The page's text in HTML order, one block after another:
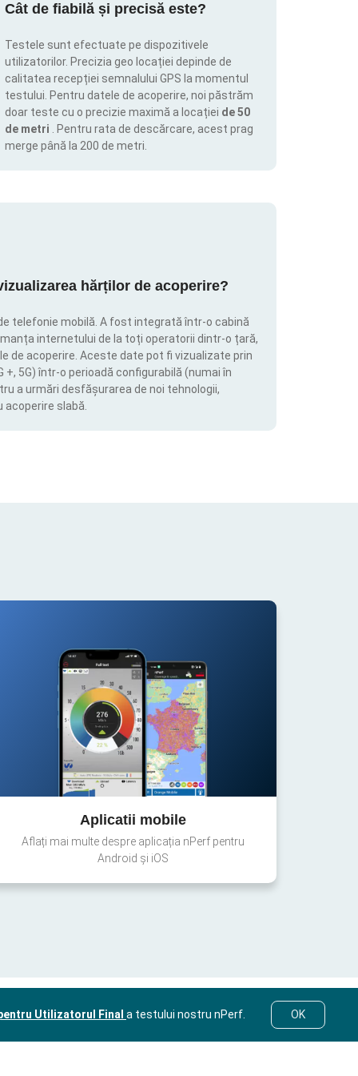
Cât de fiabilă și precisă este?
Testele sunt efectuate pe dispozitivele
utilizatorilor. Precizia geo locației depinde de
calitatea recepției semnalului GPS la momentul
testului. Pentru datele de acoperire, noi păstrăm
doar teste cu o precizie maximă a locației de 50
de metri
. Pentru rata de descărcare, acest prag
merge până la 200 de metri.
hărților de acoperire?
telefonie mobilă. A fost integrată într-o cabină
internetului de la toți operatorii dintr-o țară,
de acoperire. Aceste date pot fi vizualizate prin
+, 5G) într-o perioadă configurabilă (numai în
a urmări desfășurarea de noi tehnologii,
slabă.
Aplicatii mobile
Aflați mai multe despre aplicația nPerf pentru
Android și iOS
Utilizatorul Final a testului nostru nPerf. OK